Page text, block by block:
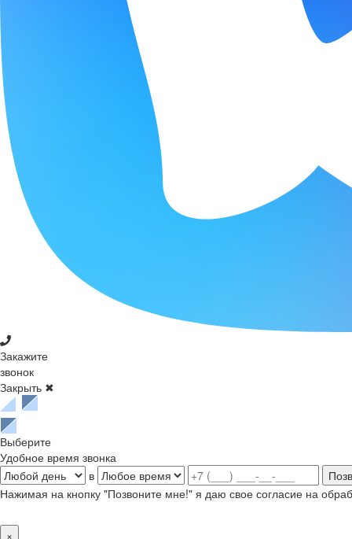
Закажите
звонок
Закрыть ✖
Выберите
Удобное время звонка
в
Нажимая на кнопку "Позвоните мне!" я даю свое согласие на
×